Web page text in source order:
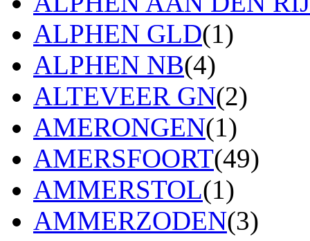
ALPHEN GLD(1)
ALPHEN NB(4)
ALTEVEER GN(2)
AMERONGEN(1)
AMERSFOORT(49)
AMMERSTOL(1)
AMMERZODEN(3)